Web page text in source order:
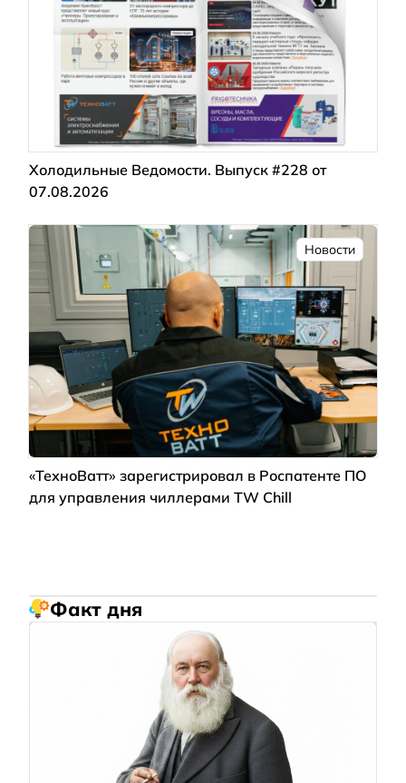
Холодильные Ведомости. Выпуск #228 от
07.08.2026
Новости
«ТехноВатт» зарегистрировал в Роспатенте ПО
для управления чиллерами TW Chill
Факт дня